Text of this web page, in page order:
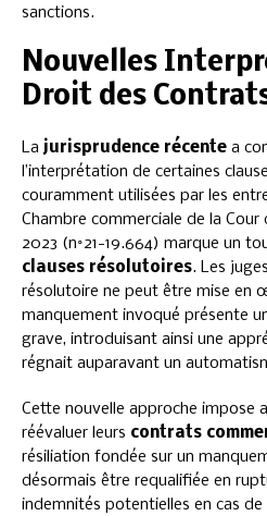
sanctions.
Nouvelles
Droit des
Lajurisprudence récente a
l’interprétation de certaines
couramment utilisées par les
Chambre commerciale de la Cour
2023 (n°21-19.664) marque un
clauses résolutoires. Les
résolutoire ne peut être mise en
manquement invoqué présente
grave, introduisant ainsi une
régnait auparavant un
Cette nouvelle approche impose
réévaluer leurs contrats
résiliation fondée sur un
désormais être requalifiée en
indemnités potentielles en cas